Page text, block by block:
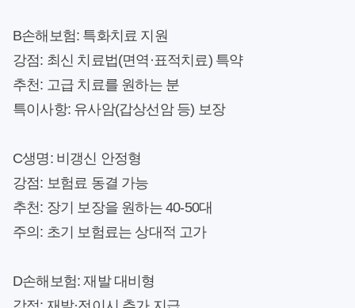
B손해보험: 특화치료 지원
강점: 최신 치료법(면역·표적치료) 특약
추천: 고급 치료를 원하는 분
특이사항: 유사암(갑상선암 등) 보장
C생명: 비갱신 안정형
강점: 보험료 동결 가능
추천: 장기 보장을 원하는 40-50대
주의 : 초기 보험료는 상대적 고가
D손해보험: 재발 대비형